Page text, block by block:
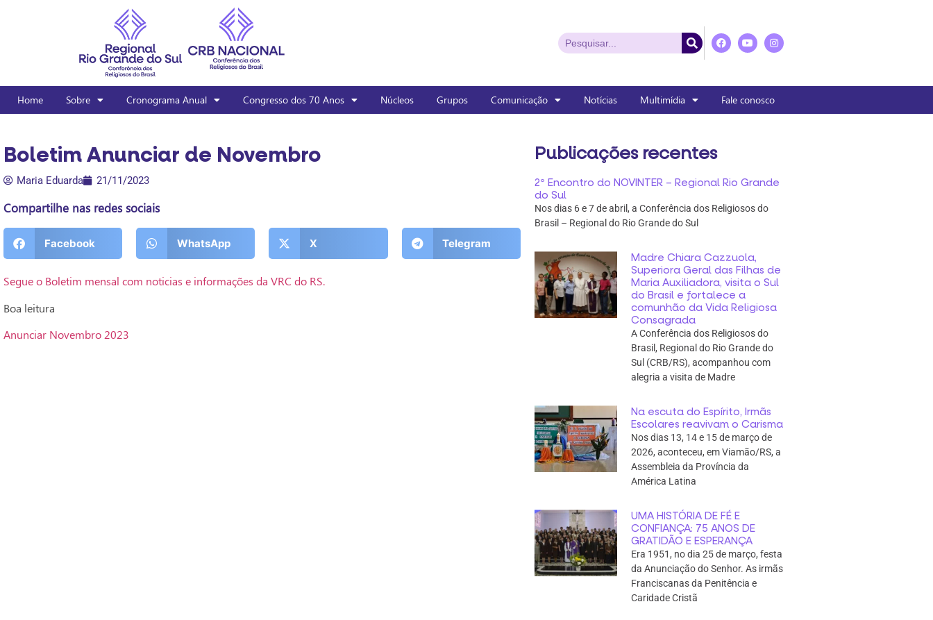
Home Sobre Cronograma Anual Congresso dos 70 Anos Núcleos Grupos Comunicação Notícias Multimídia Fale conosco
Boletim Anunciar de Novembro
Maria Eduarda 21/11/2023
Compartilhe nas redes sociais
Facebook WhatsApp X Telegram
Segue o Boletim mensal com noticias e informações da VRC do RS.
Boa leitura
Anunciar Novembro 2023
Publicações recentes
2º Encontro do NOVINTER – Regional Rio Grande
do Sul
Nos dias 6 e 7 de abril, a Conferência dos Religiosos do
Brasil – Regional do Rio Grande do Sul
Madre Chiara Cazzuola,
Superiora Geral das Filhas de
Maria Auxiliadora, visita o Sul
do Brasil e fortalece a
comunhão da Vida Religiosa
Consagrada
A Conferência dos Religiosos do
Brasil, Regional do Rio Grande do
Sul (CRB/RS), acompanhou com
alegria a visita de Madre
Na escuta do Espírito, Irmãs
Escolares reavivam o Carisma
Nos dias 13, 14 e 15 de março de
2026, aconteceu, em Viamão/RS, a
Assembleia da Província da
América Latina
UMA HISTÓRIA DE FÉ E
CONFIANÇA: 75 ANOS DE
GRATIDÃO E ESPERANÇA
Era 1951, no dia 25 de março, festa
da Anunciação do Senhor. As irmãs
Franciscanas da Penitência e
Caridade Cristã